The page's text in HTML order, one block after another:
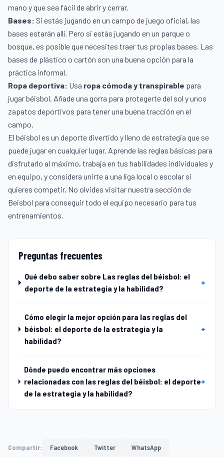
mano y que sea fácil de abrir y cerrar.
Bases: Si estás jugando en un campo de juego oficial, las
bases estarán allí. Pero si estás jugando en un parque o
bosque, es posible que necesites traer tus propias bases. Las
bases de plástico o cartón son una buena opción para la
práctica informal.
Ropa deportiva: Usa ropa cómoda y transpirable para
jugar béisbol. Añade una gorra para protegerte del sol y unos
zapatos deportivos para tener una buena tracción en el
campo.
El béisbol es un deporte divertido y lleno de estrategia que se
puede jugar en cualquier lugar. Aprende las reglas básicas para
disfrutarlo al máximo, trabaja en tus habilidades individuales y
en equipo, y considera unirte a una liga local o escolar si
quieres competir. No olvides visitar nuestra sección de
Beisbol para conseguir todo el equipo necesario para tus
entrenamientos.
Preguntas frecuentes
Qué debo saber sobre Las reglas del béisbol: el
deporte de la estrategia y la habilidad?
+
Cómo elegir la mejor opción para las reglas del
béisbol: el deporte de la estrategia y la
habilidad?
+
Dónde puedo encontrar más opciones
relacionadas con las reglas del béisbol: el deporte
de la estrategia y la habilidad?
+
Compartir: Facebook Twitter WhatsApp